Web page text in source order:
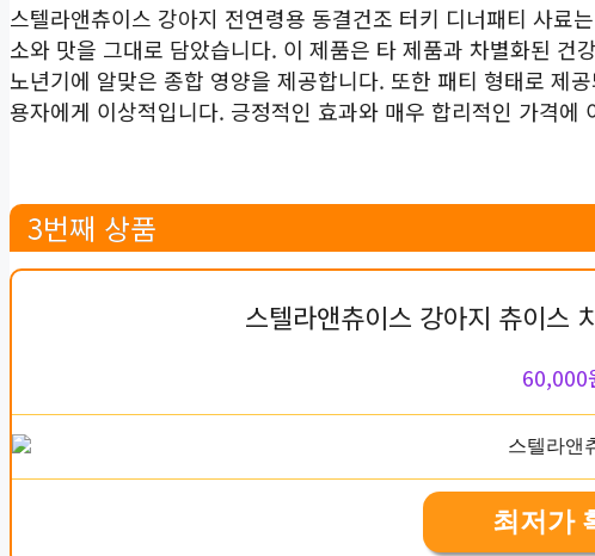
스텔라앤츄이스 강아지 전연령용 동결건조 터키 디너패티 사료
소와 맛을 그대로 담았습니다. 이 제품은 타 제품과 차별화된
노년기에 알맞은 종합 영양을 제공합니다. 또한 패티 형태로 제
용자에게 이상적입니다. 긍정적인 효과와 매우 합리적인 가격에
3번째 상품
스텔라앤츄이스 강아지 츄이스
60,000
최저가